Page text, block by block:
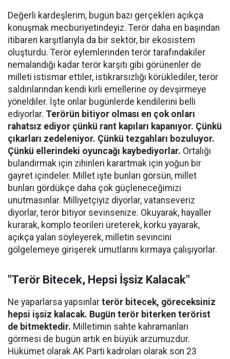
Değerli kardeşlerim, bugün bazı gerçekleri açıkça
konuşmak mecburiyetindeyiz. Terör daha en başından
itibaren karşıtlarıyla da bir sektör, bir ekosistem
oluşturdu. Terör eylemlerinden terör tarafındakiler
nemalandığı kadar terör karşıtı gibi görünenler de
milleti istismar ettiler, istikrarsızlığı körüklediler, terör
saldırılarından kendi kirli emellerine oy devşirmeye
yöneldiler. İşte onlar bugünlerde kendilerini belli
ediyorlar. Terörün bitiyor olması en çok onları
rahatsız ediyor çünkü rant kapıları kapanıyor. Çünkü
çıkarları zedeleniyor. Çünkü tezgahları bozuluyor.
Çünkü ellerindeki oyuncağı kaybediyorlar. Ortalığı
bulandırmak için zihinleri karartmak için yoğun bir
gayret içindeler. Millet işte bunları görsün, millet
bunları gördükçe daha çok güçleneceğimizi
unutmasınlar. Milliyetçiyiz diyorlar, vatanseveriz
diyorlar, terör bitiyor sevinsenize. Okuyarak, hayaller
kurarak, komplo teorileri üreterek, korku yayarak,
açıkça yalan söyleyerek, milletin sevincini
gölgelemeye girişerek umutlarını kırmaya çalışıyorlar.
"Terör Bitecek, Hepsi İşsiz Kalacak"
Ne yaparlarsa yapsınlar terör bitecek, göreceksiniz
hepsi işsiz kalacak. Bugün terör biterken terörist
de bitmektedir. Milletimin sahte kahramanları
görmesi de bugün artık en büyük arzumuzdur.
Hükümet olarak AK Parti kadroları olarak son 23